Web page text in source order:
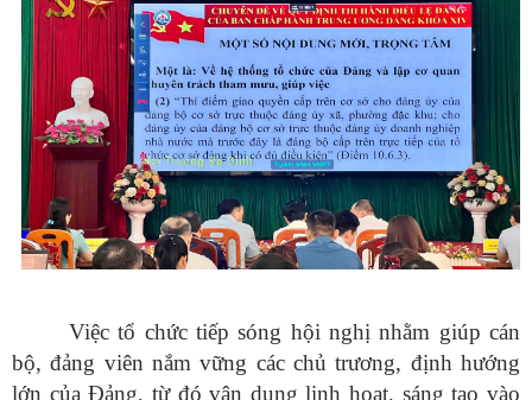
Việc tổ chức tiếp sóng hội nghị nhằm giúp cán
bộ, đảng viên nắm vững các chủ trương, định hướng
lớn của Đảng, từ đó vận dụng linh hoạt, sáng tạo vào